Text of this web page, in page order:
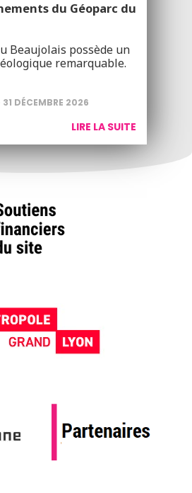
du Géoparc du
Beaujolais possède un
remarquable.
DÉCEMBRE 2026
LIRE LA SUITE